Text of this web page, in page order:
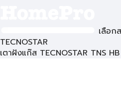
เลือก
TECNOSTAR
เตาฝังแก๊ส TECNOSTAR TNS